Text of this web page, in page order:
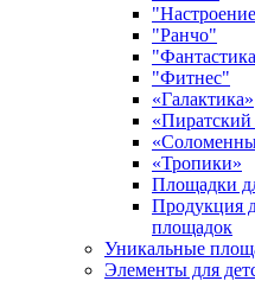
"Ранчо"
"Фитнес"
«Галактика»
«Пиратский
«Тропики»
Площадки
Продукция
площадок
Уникальные
Элементы для